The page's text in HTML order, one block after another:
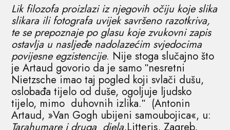
Lik filozofa proizlazi iz njegovih očiju koje slika
slikara ili fotografa uvijek savršeno razotkriva,
te se prepoznaje po glasu koje zvukovni zapis
ostavlja u nasljeđe nadolazećim svjedocima
povijesne egzistencije. Nije stoga slučajno što
je Artaud govorio da je samo ʺnesretni
Nietzsche imao taj pogled koji svlači dušu,
oslobađa tijelo od duše, ogoljuje ljudsko
tijelo, mimo duhovnih izlika.ʺ (Antonin
Artaud, »Van Gogh ubijeni samoubojica«, u:
Tarahumare i druga djela,Litteris, Zagreb,